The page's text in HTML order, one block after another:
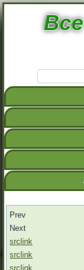
Prev
Next
src link
src link
src link